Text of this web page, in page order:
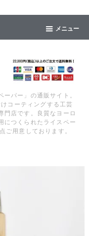
メニュー
パー」の通販サイト。
コーティングする工芸
門店です。良質なヨーロ
につくられたライスペー
ご用意しております。